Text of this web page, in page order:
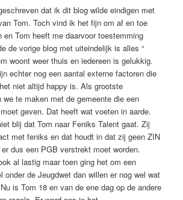
dat ik dit blog wilde eindigen met
Tom. Toch vind ik het fijn om af en toe
en Tom heeft me daarvoor toestemming
de vorige blog met uiteindelijk is alles “
woont weer thuis en iedereen is gelukkig.
echter nog een aantal externe factoren die
niet altijd happy is. Als grootste
we te maken met de gemeente die een
geven. Dat heeft wat voeten in aarde.
blij dat Tom naar Feniks Talent gaat. Zij
met feniks en dat houdt in dat zij geen ZIN
dus een PGB verstrekt moet worden.
al lastig maar toen ging het om een
onder de Jeugdwet dan willen er nog wel wat
is Tom 18 en van de ene dag op de andere